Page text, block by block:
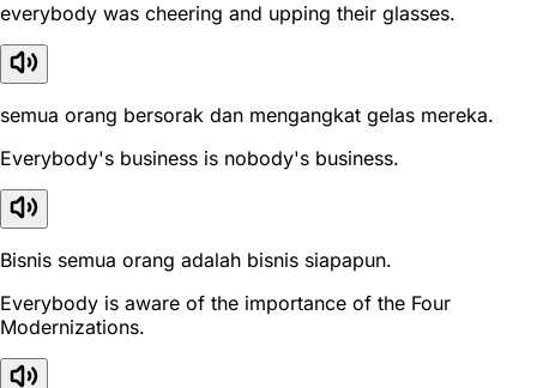
everybody was cheering and upping their glasses.
semua orang bersorak dan mengangkat gelas mereka.
Everybody's business is nobody's business.
Bisnis semua orang adalah bisnis siapapun.
Everybody is aware of the importance of the Four
Modernizations.